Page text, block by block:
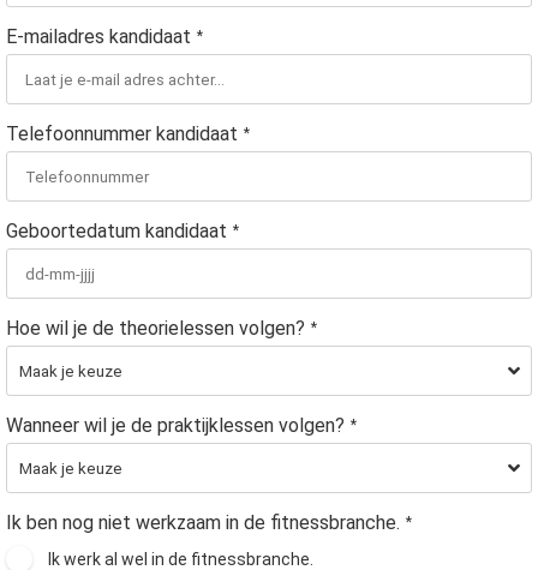
E-mailadres kandidaat *
Telefoonnummer kandidaat *
Geboortedatum kandidaat *
Hoe wil je de theorielessen volgen? *
Wanneer wil je de praktijklessen volgen? *
Ik ben nog niet werkzaam in de fitnessbranche. *
Ik werk al wel in de fitnessbranche.